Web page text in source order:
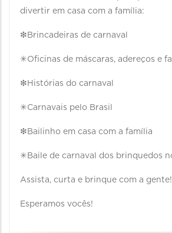
divertir em casa com a família:
❇Brincadeiras de carnaval
✳Oficinas de máscaras, adereços e
❇Histórias do carnaval
✳Carnavais pelo Brasil
❇Bailinho em casa com a família
✳Baile de carnaval dos brinquedos
Assista, curta e brinque com a gente!
Esperamos vocês!